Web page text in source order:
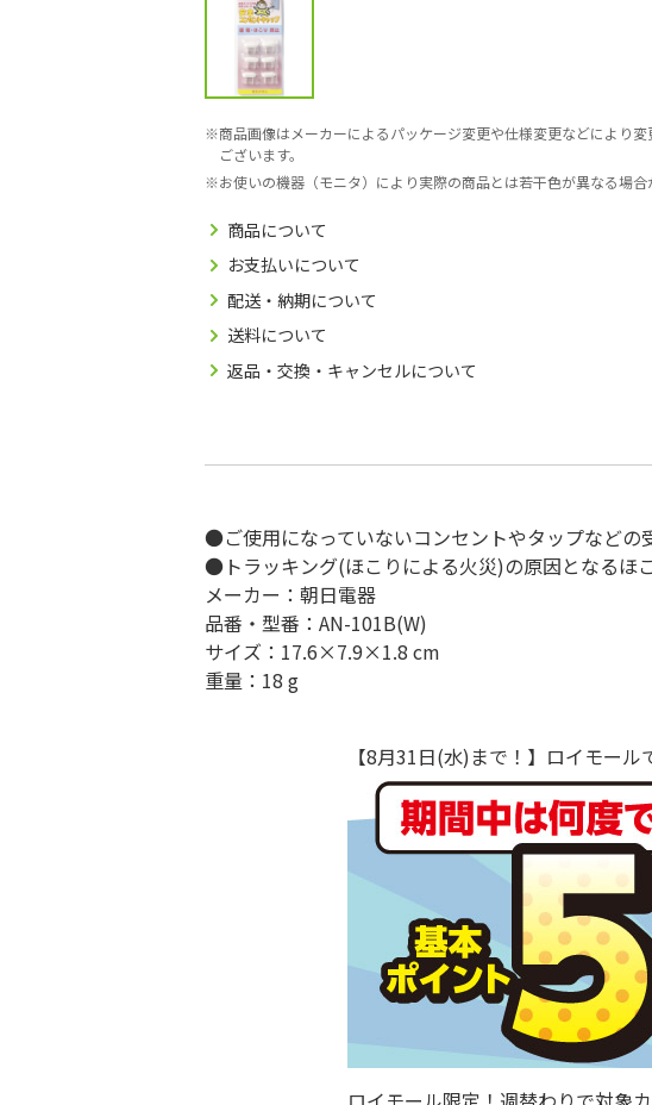
商品画像はメーカーによるパッケージ変更や仕様変更などにより
ございます。
お使いの機器（モニタ）により実際の商品とは若干色が異なる場合
商品について
お支払いについて
配送・納期について
送料について
返品・交換・キャンセルについて
●ご使用になっていないコンセントやタップなどの
●トラッキング(ほこりによる火災)の原因となるほ
メーカー：朝日電器
品番・型番：AN-101B(W)
サイズ：17.6×7.9×1.8 cm
重量：18 g
【8月31日(水)まで！】ロイモー